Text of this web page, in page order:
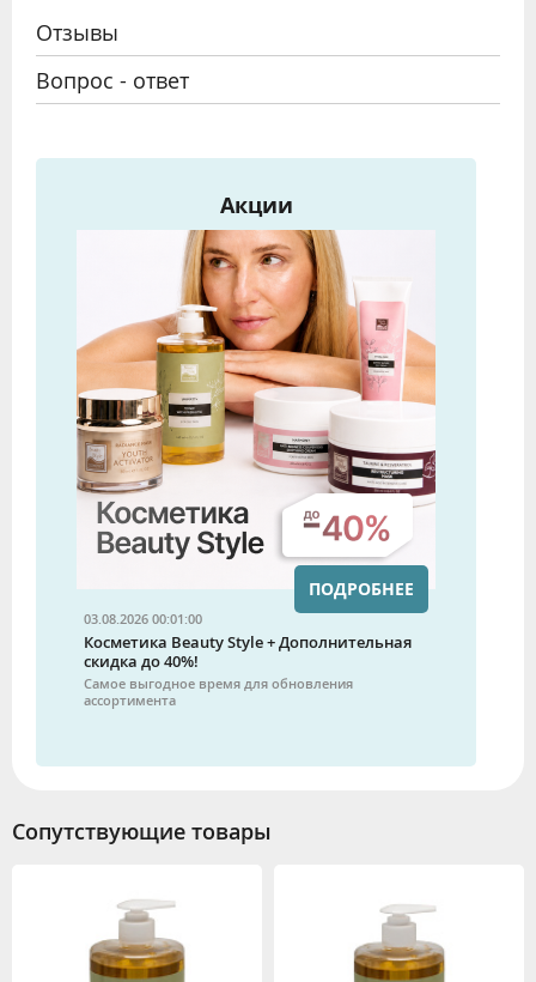
Отзывы
Вопрос - ответ
Акции
03.08.2026 00:01:00
Косметика Beauty Style + Дополнительная
скидка до 40%!
Самое выгодное время для обновления
ассортимента
ПОДРОБНЕЕ
Сопутствующие товары